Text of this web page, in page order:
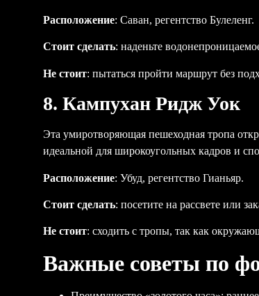
Расположение: Саван, регентство Булеленг.
Стоит сделать: наденьте
Не стоит: пытаться пройти маршрут без
8. Кампухан Ридж Уок
Эта умиротворяющая пешеходная тропа
идеальной для широкоугольных кадров и
Расположение: Убуд, регентство Гианьяр.
Стоит сделать: посетите на рассвете или
Не стоит: сходить с тропы, так как
Важные советы по